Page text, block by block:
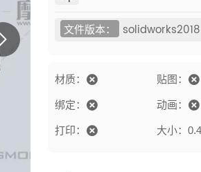
文件版本： solidworks2018
材质： 贴图：
绑定： 动画：
打印： 大小：